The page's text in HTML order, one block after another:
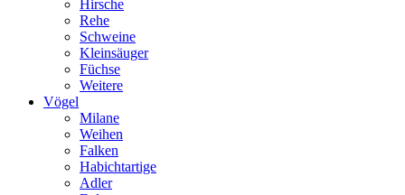
Hirsche
Rehe
Schweine
Kleinsäuger
Füchse
Weitere
Vögel
Milane
Weihen
Falken
Habichtartige
Adler